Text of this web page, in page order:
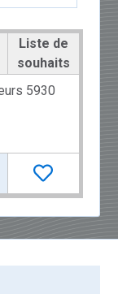
Liste de
souhaits
5930